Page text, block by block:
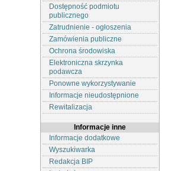
Dostępność podmiotu
publicznego
Zatrudnienie - ogłoszenia
Zamówienia publiczne
Ochrona środowiska
Elektroniczna skrzynka
podawcza
Ponowne wykorzystywanie
Informacje nieudostępnione
Rewitalizacja
Informacje inne
Informacje dodatkowe
Wyszukiwarka
Redakcja BIP